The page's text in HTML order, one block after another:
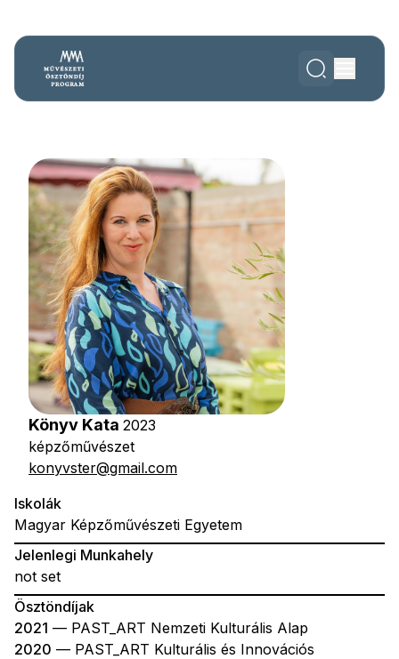
Könyv Kata 2023
képzőművészet
konyvster@gmail.com
Iskolák
Magyar Képzőművészeti Egyetem
Jelenlegi Munkahely
not set
Ösztöndíjak
2021 — PAST_ART Nemzeti Kulturális Alap
2020 — PAST_ART Kulturális és Innovációs